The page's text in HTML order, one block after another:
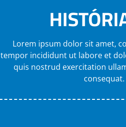
Lorem ipsum dolor sit amet,
tempor incididunt ut labore et
quis nostrud exercitation